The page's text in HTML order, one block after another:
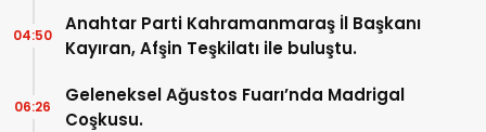
Anahtar Parti Kahramanmaraş İl Başkanı
Kayıran, Afşin Teşkilatı ile buluştu.
04:50
Geleneksel Ağustos Fuarı’nda Madrigal
Coşkusu.
06:26